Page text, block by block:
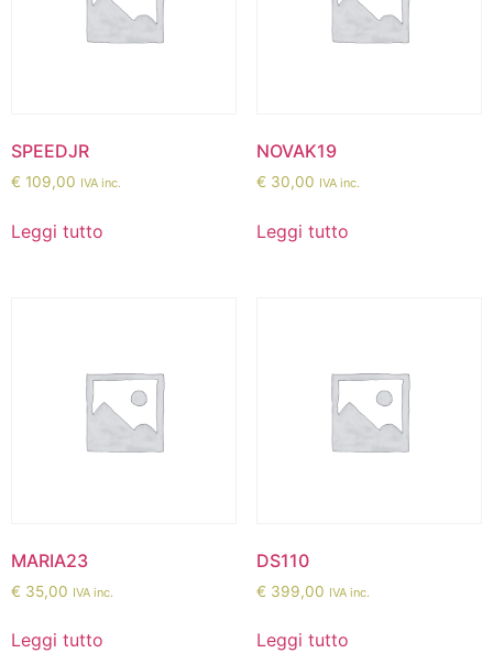
SPEEDJR
€ 109,00 IVA inc.
Leggi tutto
NOVAK19
€ 30,00 IVA inc.
Leggi tutto
MARIA23
€ 35,00 IVA inc.
Leggi tutto
DS110
€ 399,00 IVA inc.
Leggi tutto